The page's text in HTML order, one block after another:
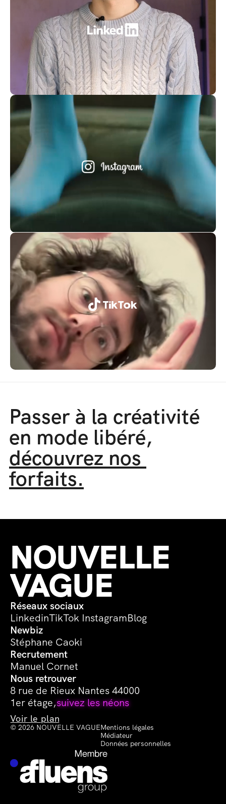
Passer à la créativité
en mode libéré,
découvrez nos
forfaits.
NOUVELLE
VAGUE
Réseaux sociaux
LinkedinTikTok InstagramBlog
Newbiz
Stéphane Caoki
Recrutement
Manuel Cornet
Nous retrouver
8 rue de Rieux Nantes 44000
1er étage,suivez les néons
Voir le plan
© 2026 NOUVELLE VAGUEMentions légales
Médiateur
Données personnelles